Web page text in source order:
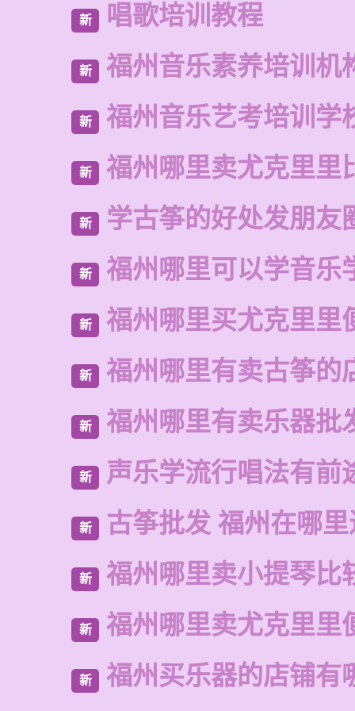
新 唱歌培训教程
新 福州音乐素养培训机
新 福州音乐艺考培训学
新 福州哪里卖尤克里里
新 学古筝的好处发朋友
新 福州哪里可以学音乐
新 福州哪里买尤克里里
新 福州哪里有卖古筝的
新 福州哪里有卖乐器批
新 声乐学流行唱法有前
新 古筝批发 福州在哪
新 福州哪里卖小提琴比
新 福州哪里卖尤克里里
新 福州买乐器的店铺有